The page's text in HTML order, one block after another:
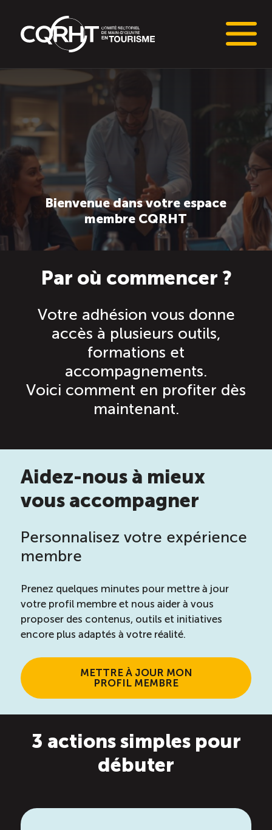
Connaissances stratégiques
Informations sur le marché du travail (IMT)
Tableaux de bord de l’industrie touristique
Main-d’oeuvre en tourisme
Le pôle IMT
Outils et ressources
Portail RH
Descriptions de fonction
Diffusion d’offres d’emploi en ligne
Programmes d’aide et subventions
Recrutement de travailleurs étrangers
Compétences et formations
Nouvelles formations
Cuisinier : programme alternance travail-étude
Apprentissage en milieu de travail (PAMT)
Bienvenue dans votre espace
membre CQRHT
Par où commencer ?
Votre adhésion vous donne
accès à plusieurs outils,
formations et
accompagnements.
Voici comment en profiter dès
maintenant.
Aidez-nous à mieux
vous accompagner
Personnalisez votre expérience
membre
Prenez quelques minutes pour mettre à jour
votre profil membre et nous aider à vous
proposer des contenus, outils et initiatives
encore plus adaptés à votre réalité.
METTRE À JOUR MON
PROFIL MEMBRE
3 actions simples pour
débuter